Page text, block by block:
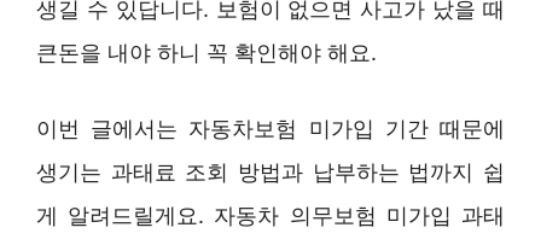
생길 수 있답니다. 보험이 없으면 사고가 났을 때
큰돈을 내야 하니 꼭 확인해야 해요.
이번 글에서는 자동차보험 미가입 기간 때문에
생기는 과태료 조회 방법과 납부하는 법까지 쉽
게 알려드릴게요. 자동차 의무보험 미가입 과태